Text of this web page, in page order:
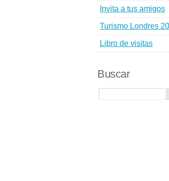
Invita a tus amigos
Turismo Londres
Libro de visitas
Buscar